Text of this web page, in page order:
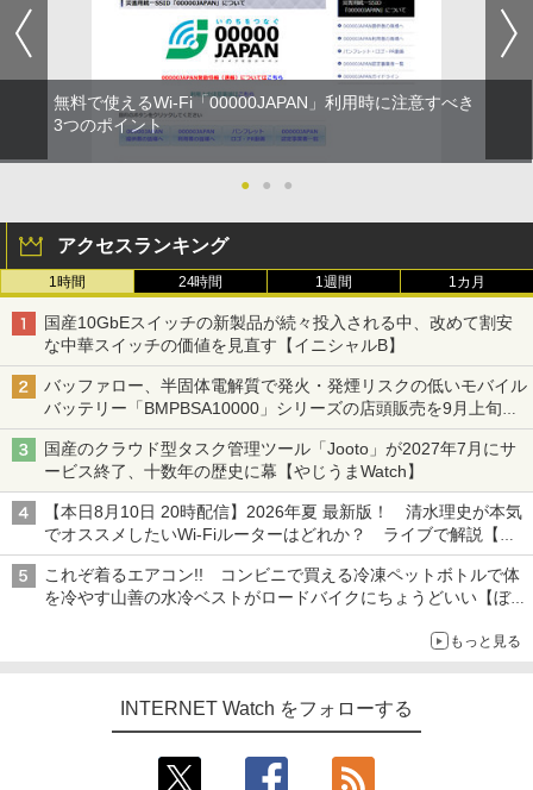
無料で使えるWi-Fi「00000JAPAN」利用時に注意すべき
3つのポイント
● ● ●
アクセスランキング
1時間 24時間 1週間 1カ月
国産10GbEスイッチの新製品が続々投入される中、改めて割安
な中華スイッチの価値を見直す【イニシャルB】
バッファロー、半固体電解質で発火・発煙リスクの低いモバイル
バッテリー「BMPBSA10000」シリーズの店頭販売を9月上旬に
開始
国産のクラウド型タスク管理ツール「Jooto」が2027年7月にサ
ービス終了、十数年の歴史に幕【やじうまWatch】
【本日8月10日 20時配信】2026年夏 最新版！ 清水理史が本気
でオススメしたいWi-Fiルーターはどれか？ ライブで解説【清
水理史の「イニシャルB」チャンネル】
これぞ着るエアコン!! コンビニで買える冷凍ペットボトルで体
を冷やす山善の水冷ベストがロードバイクにちょうどいい【ぼっ
もっと見る
INTERNET Watch をフォローする